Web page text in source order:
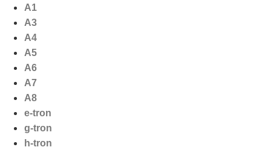
naar
inhoud
A1
A3
A4
A5
A6
A7
A8
e-tron
g-tron
h-tron